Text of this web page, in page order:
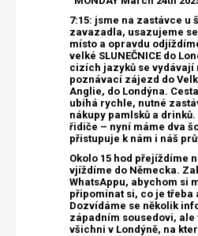
7:15: jsme na zastávce u
zavazadla, usazujeme
místo a opravdu
velké SLUNEČNICE do
cizích jazyků se vydávají
poznávací zájezd do
Anglie, do Londýna.
ubíhá rychle, nutné
nákupy pamlsků a
řidiče – nyní máme dva
přistupuje k nám i náš
Okolo 15 hod přejíždíme
vjíždíme do Německa.
WhatsAppu, abychom si
připomínat si, co je třeba
Dozvídáme se několik
západním sousedovi, ale
všichni v Londýně, na